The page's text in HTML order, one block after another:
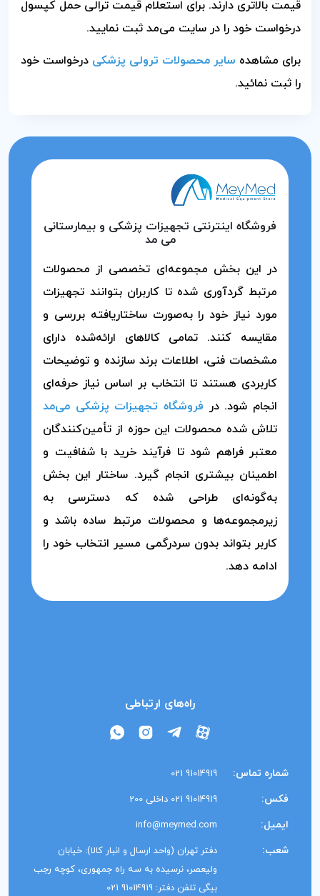
قیمت بالاتری دارند. برای استعلام قیمت ترالی حمل کپسول
درخواست خود را در سایت می‌مد ثبت نمایید.
برای مشاهده سایر محصولات ترولی پزشکی درخواست خود
را ثبت نمائید.
فروشگاه اینترنتی تجهیزات پزشکی و بیمارستانی
می مد
در این بخش مجموعه‌ای تخصصی از محصولات
مرتبط گردآوری شده تا کاربران بتوانند تجهیزات
مورد نیاز خود را به‌صورت ساختاریافته بررسی و
مقایسه کنند. تمامی کالاهای ارائه‌شده دارای
مشخصات فنی، اطلاعات برند سازنده و توضیحات
کاربردی هستند تا انتخاب بر اساس نیاز حرفه‌ای
انجام شود. در فروشگاه تجهیزات پزشکی می‌مد
تلاش شده محصولات این حوزه از تأمین‌کنندگان
معتبر فراهم شود تا فرآیند خرید با شفافیت و
اطمینان بیشتری انجام گیرد. ساختار این بخش
به‌گونه‌ای طراحی شده که دسترسی به
زیرمجموعه‌ها و محصولات مرتبط ساده باشد و
کاربر بتواند بدون سردرگمی مسیر انتخاب خود را
ادامه دهد.
راه‌های ارتباطی
شماره تماس: 91014919 021
فکس: 91014919 021 داخلی 200
ایمیل: info@meymed.com
شعب:
دفتر تهران (واحد ارسال و انبار کالا): خیابان
ولیعصر، نرسیده به سه راه جمهوری، کوچه رجب
بیگی تلفن دفتر: 91014919 021